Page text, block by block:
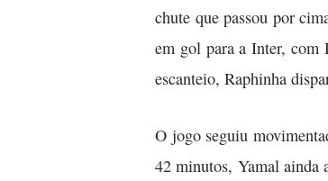
chute que passou por
em gol para a Inter, com
escanteio, Raphinha
O jogo seguiu
42 minutos, Yamal ainda